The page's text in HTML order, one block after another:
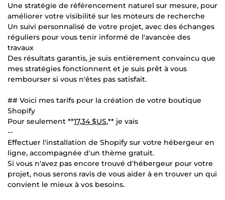
Une stratégie de référencement naturel sur mesure, pour
améliorer votre visibilité sur les moteurs de recherche
Un suivi personnalisé de votre projet, avec des échanges
réguliers pour vous tenir informé de l'avancée des
travaux
Des résultats garantis, je suis entièrement convaincu que
mes stratégies fonctionnent et je suis prêt à vous
rembourser si vous n'êtes pas satisfait.
## Voici mes tarifs pour la création de votre boutique
Shopify
Pour seulement **17,34 $US,** je vais
--
Effectuer l'installation de Shopify sur votre hébergeur en
ligne, accompagnée d'un thème gratuit.
Si vous n'avez pas encore trouvé d'hébergeur pour votre
projet, nous serons ravis de vous aider à en trouver un qui
convient le mieux à vos besoins.